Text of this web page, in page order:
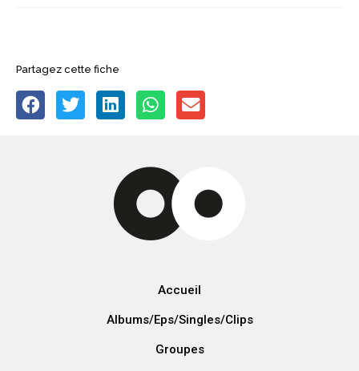
Partagez cette fiche
Accueil
Albums/Eps/Singles/Clips
Groupes